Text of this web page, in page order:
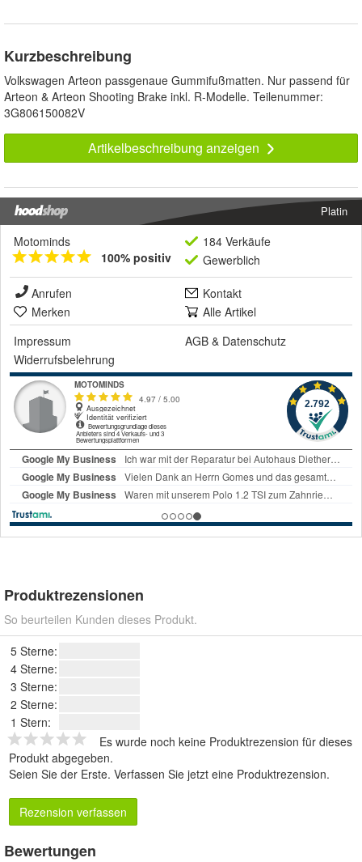
Kurzbeschreibung
Volkswagen Arteon passgenaue Gummifußmatten. Nur passend für
Arteon & Arteon Shooting Brake inkl. R-Modelle. Teilenummer:
3G806150082V
Artikelbeschreibung anzeigen
Platin
Motominds
100% positiv
184 Verkäufe
Gewerblich
Anrufen
Kontakt
Merken
Alle Artikel
Impressum
AGB & Datenschutz
Widerrufsbelehrung
Produktrezensionen
So beurteilen Kunden dieses Produkt.
5 Sterne:
4 Sterne:
3 Sterne:
2 Sterne:
1 Stern:
Es wurde noch keine Produktrezension für dieses
Produkt abgegeben.
Seien Sie der Erste. Verfassen Sie jetzt eine Produktrezension.
Rezension verfassen
Bewertungen